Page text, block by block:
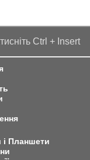
Ctrl + Insert
і Планшети